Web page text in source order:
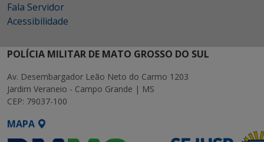
Fala Servidor
Acessibilidade
POLÍCIA MILITAR DE MATO GROSSO DO SUL
Av. Desembargador Leão Neto do Carmo 1203
Jardim Veraneio - Campo Grande | MS
CEP: 79037-100
MAPA